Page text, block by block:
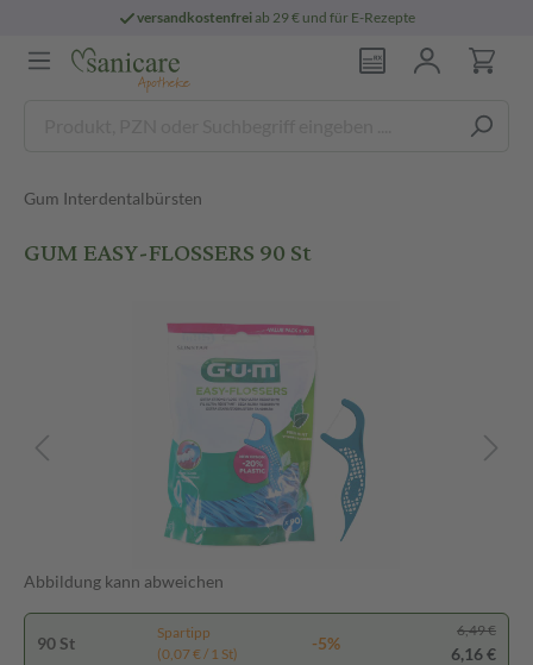
versandkostenfreiab 29 € und für E-Rezepte
Gum Interdentalbürsten
GUM EASY-FLOSSERS 90 St
Abbildung kann abweichen
90 St
Spartipp
(0,07 € / 1 St)
-5%
6,49 €
6,16 €